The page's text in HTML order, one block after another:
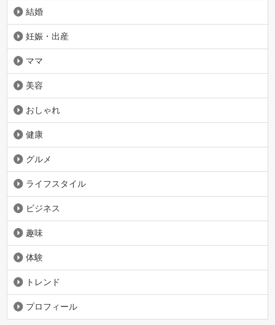
結婚
妊娠・出産
ママ
美容
おしゃれ
健康
グルメ
ライフスタイル
ビジネス
趣味
体験
トレンド
プロフィール